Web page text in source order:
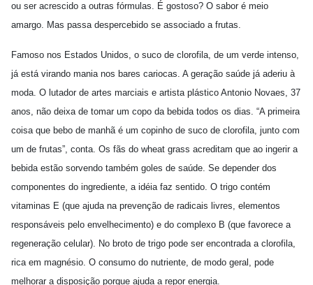
ou ser acrescido a outras fórmulas. É gostoso? O sabor é meio
amargo. Mas passa despercebido se associado a frutas.
Famoso nos Estados Unidos, o suco de clorofila, de um verde intenso,
já está virando mania nos bares cariocas. A geração saúde já aderiu à
moda. O lutador de artes marciais e artista plástico Antonio Novaes, 37
anos, não deixa de tomar um copo da bebida todos os dias. “A primeira
coisa que bebo de manhã é um copinho de suco de clorofila, junto com
um de frutas”, conta. Os fãs do wheat grass acreditam que ao ingerir a
bebida estão sorvendo também goles de saúde. Se depender dos
componentes do ingrediente, a idéia faz sentido. O trigo contém
vitaminas E (que ajuda na prevenção de radicais livres, elementos
responsáveis pelo envelhecimento) e do complexo B (que favorece a
regeneração celular). No broto de trigo pode ser encontrada a clorofila,
rica em magnésio. O consumo do nutriente, de modo geral, pode
melhorar a disposição porque ajuda a repor energia.